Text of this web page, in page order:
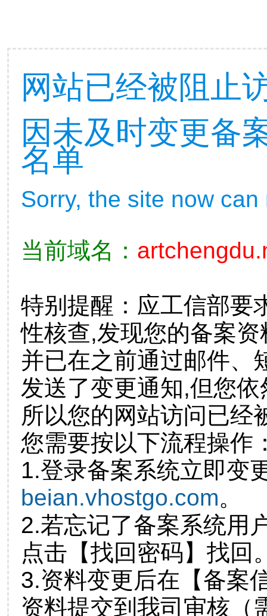
网站已经被阻止
因未及时变更备
名单
Sorry, the site now
当前域名：
特别提醒：应工信部要
性核查,发现您的备案资
并已在之前通过邮件、
发送了变更通知,但您
所以您的网站访问已经
您需要按以下流程操作
1.登录备案系统立即变
beian.vhostgo.com。
2.若忘记了备案系统用
点击【找回密码】找回
3.资料变更后在【备案
资料提交到我司审核（